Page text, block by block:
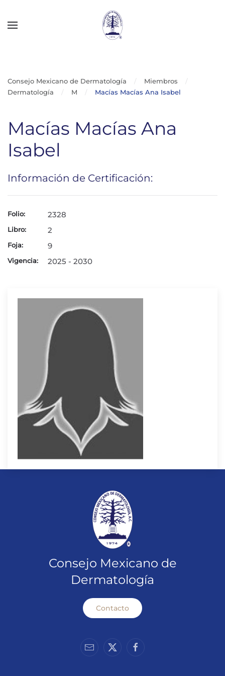
Consejo Mexicano de Dermatología
Miembros
Dermatología
M Macías Macías Ana Isabel
Macías Macías Ana
Isabel
Información de Certificación:
Folio: 2328
Libro: 2
Foja: 9
Vigencia: 2025 - 2030
Consejo Mexicano de
Dermatología
Contacto